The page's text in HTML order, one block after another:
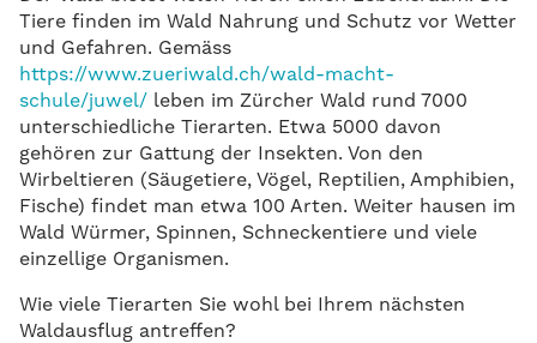
Tiere finden im Wald Nahrung und Schutz vor Wetter
und Gefahren. Gemäss
https://www.zueriwald.ch/wald-macht-
schule/juwel/ leben im Zürcher Wald rund 7000
unterschiedliche Tierarten. Etwa 5000 davon
gehören zur Gattung der Insekten. Von den
Wirbeltieren (Säugetiere, Vögel, Reptilien, Amphibien,
Fische) findet man etwa 100 Arten. Weiter hausen im
Wald Würmer, Spinnen, Schneckentiere und viele
einzellige Organismen.
Wie viele Tierarten Sie wohl bei Ihrem nächsten
Waldausflug antreffen?